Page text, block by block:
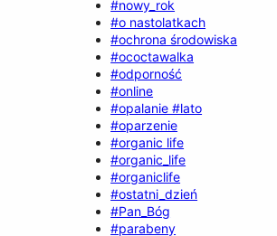
#nowy_rok
#o nastolatkach
#ochrona środowiska
#ococtawalka
#odporność
#online
#opalanie #lato
#oparzenie
#organic life
#organic_life
#organiclife
#ostatni_dzień
#Pan_Bóg
#parabeny